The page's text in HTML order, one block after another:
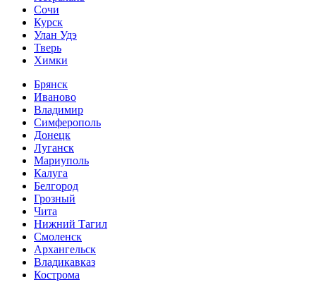
Сочи
Курск
Улан Удэ
Тверь
Химки
Брянск
Иваново
Владимир
Симферополь
Донецк
Луганск
Мариуполь
Калуга
Белгород
Грозный
Чита
Нижний Тагил
Смоленск
Архангельск
Владикавказ
Кострома